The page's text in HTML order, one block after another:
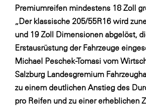
ikp
Johnson & Johnson
JELD-WEN DANA
kosaplaner
LAT Nitrogen
Libro
Premiumreifen mindestens 18 Zoll
„Der klassische 205/55R16 wird
und 19 Zoll Dimensionen abgelöst,
Erstausrüstung der Fahrzeuge
Michael Peschek-Tomasi vom
Salzburg Landesgremium
zu einem deutlichen Anstieg des
pro Reifen und zu einer erheblichen